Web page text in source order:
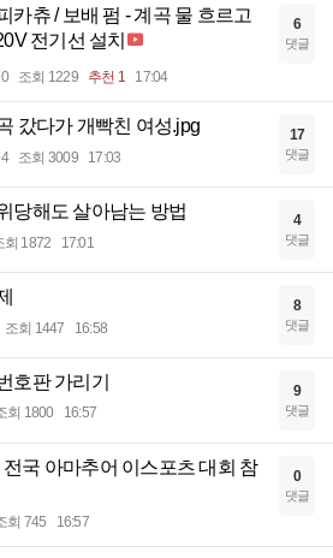
카츄 / 보배 펌 - 계곡 물 흐르고
전기선 설치
조회 1229 추천 1 17:04
6
댓글
갔다가 개빡친 여성.jpg
조회 3009 17:03
17
댓글
당해도 살아남는 방법
회 1872 17:01
4
댓글
조회 1447 16:58
8
댓글
호판 가리기
회 1800 16:57
9
댓글
전국 아마추어 이스포츠 대회 참
회 745 16:57
0
댓글